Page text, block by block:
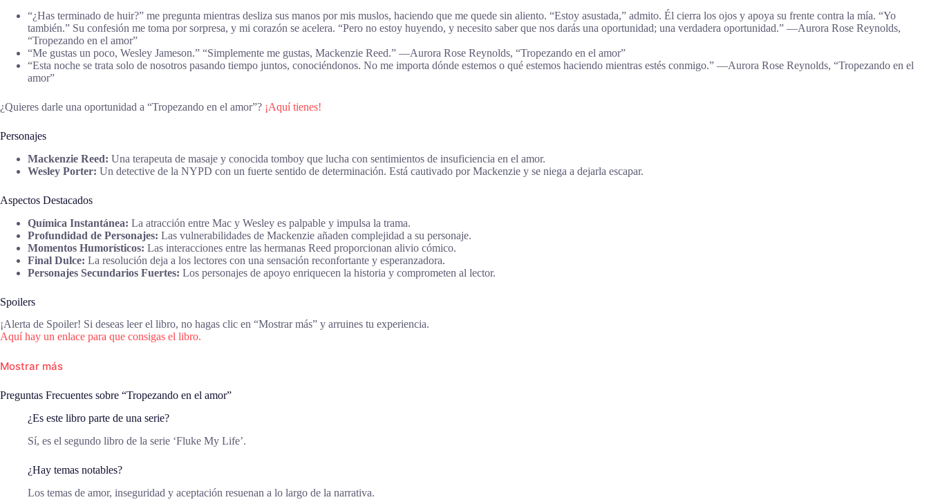
“¿Has terminado de huir?” me pregunta mientras desliza sus manos por mis muslos, haciendo que me quede sin aliento. “Estoy asustada,” admito. Él cierra los ojos y apoya su frente contra la mía. “Yo
también.” Su confesión me toma por sorpresa, y mi corazón se acelera. “Pero no estoy huyendo, y necesito saber que nos darás una oportunidad; una verdadera oportunidad.” ―Aurora Rose Reynolds,
“Tropezando en el amor”
“Me gustas un poco, Wesley Jameson.” “Simplemente me gustas, Mackenzie Reed.” ―Aurora Rose Reynolds, “Tropezando en el amor”
“Esta noche se trata solo de nosotros pasando tiempo juntos, conociéndonos. No me importa dónde estemos o qué estemos haciendo mientras estés conmigo.” ―Aurora Rose Reynolds, “Tropezando en el
amor”
¿Quieres darle una oportunidad a “Tropezando en el amor”? ¡Aquí tienes!
Personajes
Mackenzie Reed: Una terapeuta de masaje y conocida tomboy que lucha con sentimientos de insuficiencia en el amor.
Wesley Porter: Un detective de la NYPD con un fuerte sentido de determinación. Está cautivado por Mackenzie y se niega a dejarla escapar.
Aspectos Destacados
Química Instantánea: La atracción entre Mac y Wesley es palpable y impulsa la trama.
Profundidad de Personajes: Las vulnerabilidades de Mackenzie añaden complejidad a su personaje.
Momentos Humorísticos: Las interacciones entre las hermanas Reed proporcionan alivio cómico.
Final Dulce: La resolución deja a los lectores con una sensación reconfortante y esperanzadora.
Personajes Secundarios Fuertes: Los personajes de apoyo enriquecen la historia y comprometen al lector.
Spoilers
¡Alerta de Spoiler! Si deseas leer el libro, no hagas clic en “Mostrar más” y arruines tu experiencia.
Aquí hay un enlace para que consigas el libro.
Mostrar más
Preguntas Frecuentes sobre “Tropezando en el amor”
¿Es este libro parte de una serie?
Sí, es el segundo libro de la serie ‘Fluke My Life’.
¿Hay temas notables?
Los temas de amor, inseguridad y aceptación resuenan a lo largo de la narrativa.